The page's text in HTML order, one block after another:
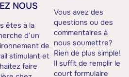
NOUS
êtes à la
d’un
de
stimulant et
faire
Vous avez des
questions ou des
commentaires à
nous soumettre?
Rien de plus simple!
Il suffit de remplir le
court formulaire